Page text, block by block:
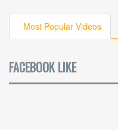
Most Popular Videos
FACEBOOK LIKE